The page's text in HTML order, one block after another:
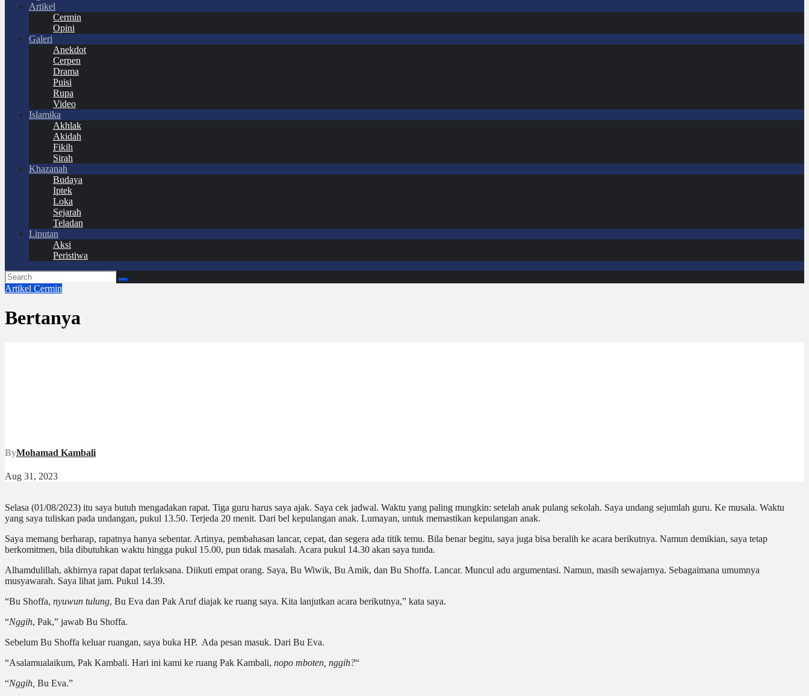
Artikel
Cermin
Opini
Galeri
Anekdot
Cerpen
Drama
Puisi
Rupa
Video
Islamika
Akhlak
Akidah
Fikih
Sirah
Khazanah
Budaya
Iptek
Loka
Sejarah
Teladan
Liputan
Aksi
Peristiwa
Artikel Cermin
Bertanya
ByMohamad Kambali
Aug 31, 2023
Selasa (01/08/2023) itu saya butuh mengadakan rapat. Tiga guru harus saya ajak. Saya cek jadwal. Waktu yang paling mungkin: setelah anak pulang sekolah. Saya undang sejumlah guru. Ke musala. Waktu
yang saya tuliskan pada undangan, pukul 13.50. Terjeda 20 menit. Dari bel kepulangan anak. Lumayan, untuk memastikan kepulangan anak.
Saya memang berharap, rapatnya hanya sebentar. Artinya, pembahasan lancar, cepat, dan segera ada titik temu. Bila benar begitu, saya juga bisa beralih ke acara berikutnya. Namun demikian, saya tetap
berkomitmen, bila dibutuhkan waktu hingga pukul 15.00, pun tidak masalah. Acara pukul 14.30 akan saya tunda.
Alhamdulillah, akhirnya rapat dapat terlaksana. Diikuti empat orang. Saya, Bu Wiwik, Bu Amik, dan Bu Shoffa. Lancar. Muncul adu argumentasi. Namun, masih sewajarnya. Sebagaimana umumnya
musyawarah. Saya lihat jam. Pukul 14.39.
“Bu Shoffa, nyuwun tulung, Bu Eva dan Pak Aruf diajak ke ruang saya. Kita lanjutkan acara berikutnya,” kata saya.
“Nggih, Pak,” jawab Bu Shoffa.
Sebelum Bu Shoffa keluar ruangan, saya buka HP. Ada pesan masuk. Dari Bu Eva.
“Asalamualaikum, Pak Kambali. Hari ini kami ke ruang Pak Kambali, nopo mboten, nggih?“
“Nggih, Bu Eva.”